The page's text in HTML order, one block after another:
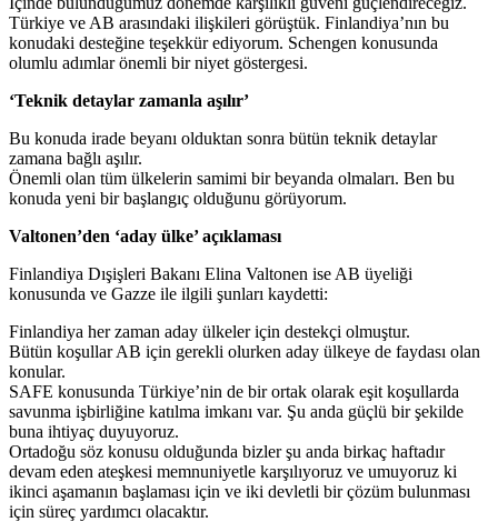
Türkiye ve AB arasındaki ilişkileri görüştük. Finlandiya’nın bu
konudaki desteğine teşekkür ediyorum. Schengen konusunda
olumlu adımlar önemli bir niyet göstergesi.
‘Teknik detaylar zamanla aşılır’
Bu konuda irade beyanı olduktan sonra bütün teknik detaylar
zamana bağlı aşılır.
Önemli olan tüm ülkelerin samimi bir beyanda olmaları. Ben bu
konuda yeni bir başlangıç olduğunu görüyorum.
Valtonen’den ‘aday ülke’ açıklaması
Finlandiya Dışişleri Bakanı Elina Valtonen ise AB üyeliği
konusunda ve Gazze ile ilgili şunları kaydetti:
Finlandiya her zaman aday ülkeler için destekçi olmuştur.
Bütün koşullar AB için gerekli olurken aday ülkeye de faydası olan
konular.
SAFE konusunda Türkiye’nin de bir ortak olarak eşit koşullarda
savunma işbirliğine katılma imkanı var. Şu anda güçlü bir şekilde
buna ihtiyaç duyuyoruz.
Ortadoğu söz konusu olduğunda bizler şu anda birkaç haftadır
devam eden ateşkesi memnuniyetle karşılıyoruz ve umuyoruz ki
ikinci aşamanın başlaması için ve iki devletli bir çözüm bulunması
için süreç yardımcı olacaktır.